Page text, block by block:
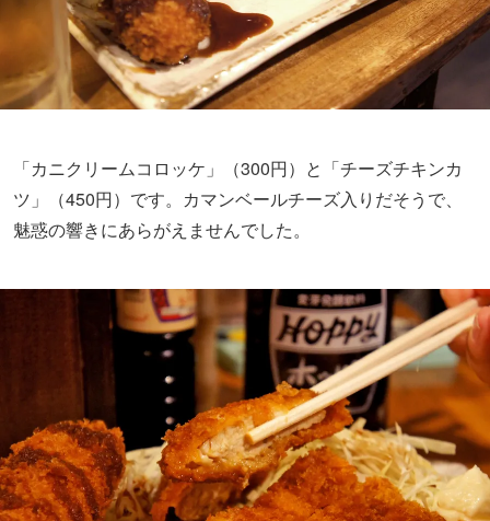
「カニクリームコロッケ」（300円）と「チーズチキンカ
ツ」（450円）です。カマンベールチーズ入りだそうで、
魅惑の響きにあらがえませんでした。